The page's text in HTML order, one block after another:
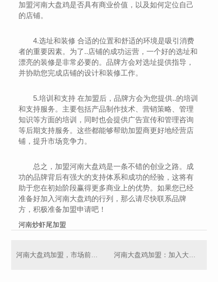
加盟河南大盘鸡是否具有商业价值，以及如何定位自己
的店铺。
4.选址和装修 合适的位置和舒适的环境是吸引消费
者的重要因素。为了..店铺的成功运营，一个好的选址和
漂亮的装修是非常必要的。品牌方会对选址提供指导，
并协助您完成店铺的设计和装修工作。
5.培训和支持 在加盟后，品牌方会为您提供..的培训
和支持服务。主要包括产品制作技术、营销策略、管理
知识等方面的培训，同时也会提供广告宣传和管理咨询
等后期支持服务。这些都能够帮助加盟商更好地经营店
铺，提升市场竞争力。
总之，加盟河南大盘鸡是一条不错的创业之路。成
功的品牌背后有强大的支持体系和成功的经验，这将有
助于您在初始阶段赢得更多商业上的优势。如果您已经
准备好加入河南大盘鸡的行列，那么请尽快联系品牌
方，积极准备加盟申请吧！
河南炒虾尾加盟